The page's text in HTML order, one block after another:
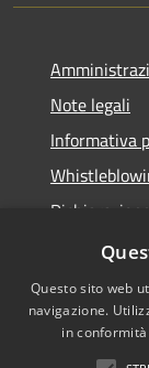
Note legali
Informativa
Obiettivi di
Questo sito web
navigazione.
in